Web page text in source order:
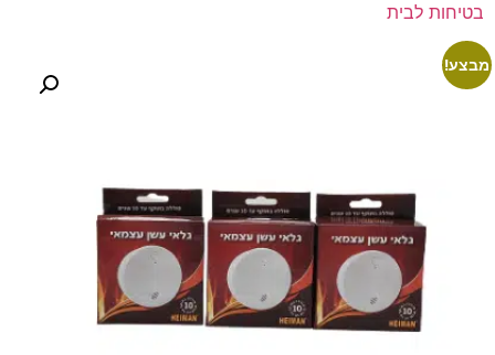
בטיחות לבית
מבצע!